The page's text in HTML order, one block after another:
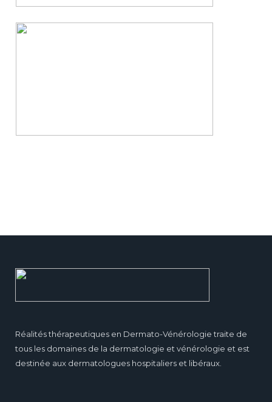
Réalités thérapeutiques en Dermato-Vénérologie traite de
tous les domaines de la dermatologie et vénérologie et est
destinée aux dermatologues hospitaliers et libéraux.